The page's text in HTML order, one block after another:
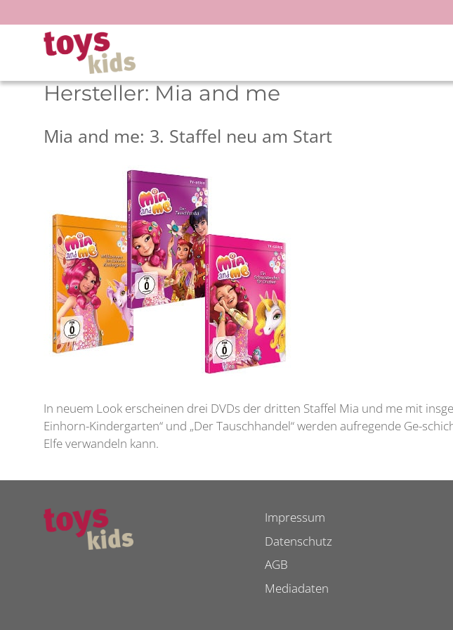
Inhalt
springen
Hersteller:Mia and me
Mia and me: 3. Staffel neu am Start
In neuem Look erscheinen drei DVDs der dritten Staffel Mia und me mit
Einhorn-Kindergarten“ und „Der Tauschhandel“ werden aufregende Ge-
Elfe verwandeln kann.
Impressum
Datenschutz
AGB
Mediadaten